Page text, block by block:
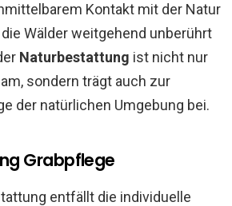
Kontakt mit der Natur
Wälder weitgehend unberührt
Naturbestattung ist nicht nur
sondern trägt auch zur
der natürlichen Umgebung bei.
Grabpflege
entfällt die individuelle